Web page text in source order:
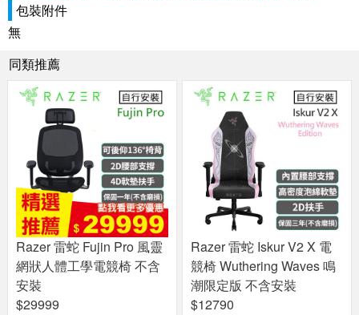
包裝附件
無
同類推薦
Razer 雷蛇 Fujin Pro 風靈
網狀人體工學電競椅 不含
安裝
$29999
Razer 雷蛇 Iskur V2 X 電
競椅 Wuthering Waves 鳴
潮限定版 不含安裝
$12790